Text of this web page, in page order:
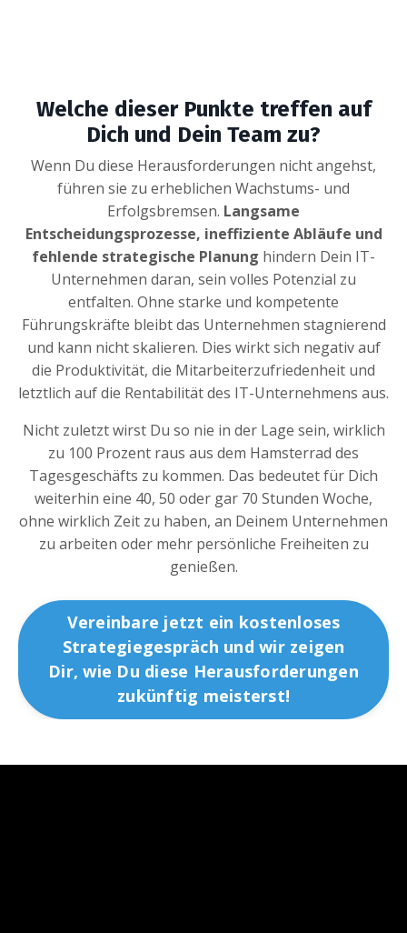
Welche dieser Punkte treffen auf
Dich und Dein Team zu?
Wenn Du diese Herausforderungen nicht angehst,
führen sie zu erheblichen Wachstums- und
Erfolgsbremsen. Langsame
Entscheidungsprozesse, ineffiziente Abläufe und
fehlende strategische Planung hindern Dein IT-
Unternehmen daran, sein volles Potenzial zu
entfalten. Ohne starke und kompetente
Führungskräfte bleibt das Unternehmen stagnierend
und kann nicht skalieren. Dies wirkt sich negativ auf
die Produktivität, die Mitarbeiterzufriedenheit und
letztlich auf die Rentabilität des IT-Unternehmens aus.
Nicht zuletzt wirst Du so nie in der Lage sein, wirklich
zu 100 Prozent raus aus dem Hamsterrad des
Tagesgeschäfts zu kommen. Das bedeutet für Dich
weiterhin eine 40, 50 oder gar 70 Stunden Woche,
ohne wirklich Zeit zu haben, an Deinem Unternehmen
zu arbeiten oder mehr persönliche Freiheiten zu
genießen.
Vereinbare jetzt ein kostenloses
Strategiegespräch und wir zeigen
Dir, wie Du diese Herausforderungen
zukünftig meisterst!